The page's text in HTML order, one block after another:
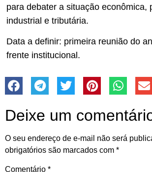
para debater a situação econômica,
industrial e tributária.
Data a definir: primeira reunião do
frente institucional.
Deixe um
O seu endereço de e-mail não será
obrigatórios são marcados com *
Comentário *